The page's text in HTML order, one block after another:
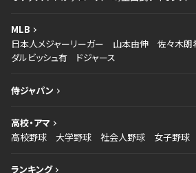
MLB
日本人メジャーリーガー
山本由伸 佐々木朗
ダルビッシュ有
ドジャース
侍ジャパン
高校・アマ
高校野球
大学野球 社会人野球 女子野球
ランキング